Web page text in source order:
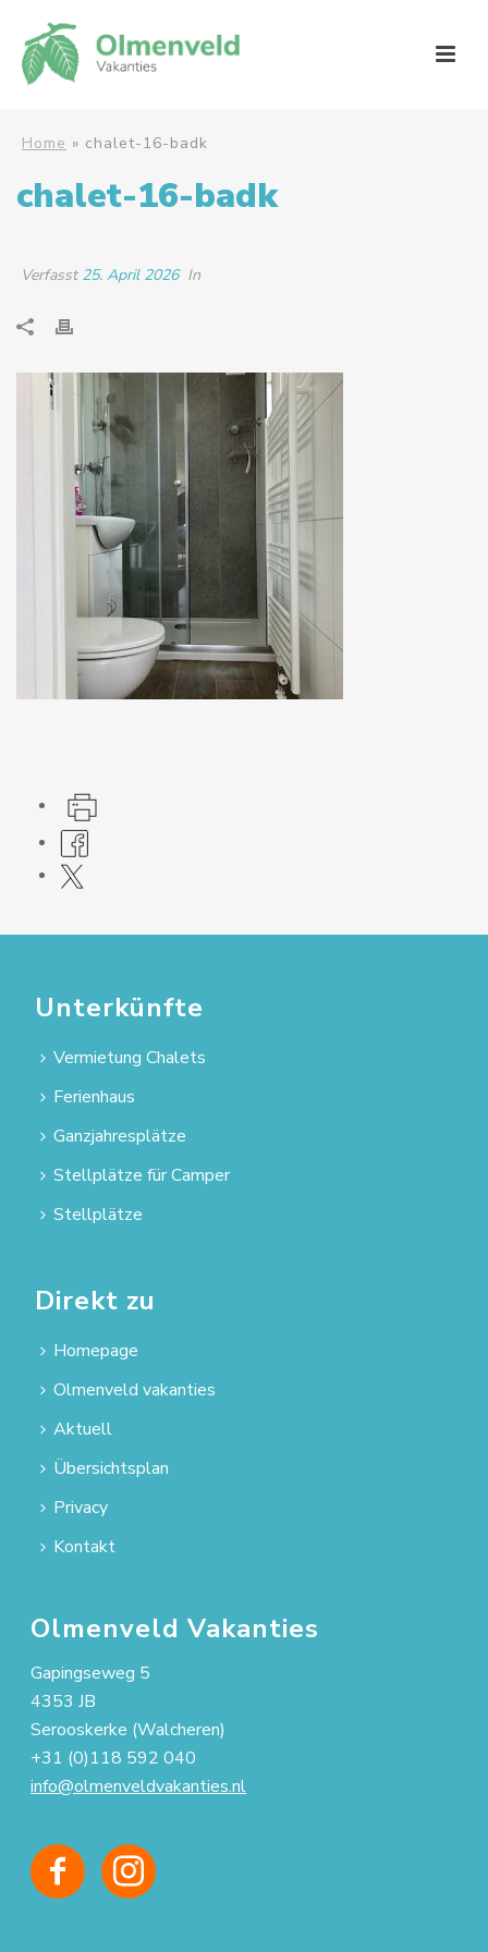
Home » chalet-16-badk
chalet-16-badk
Verfasst 25. April 2026 In
Unterkünfte
Vermietung Chalets
Ferienhaus
Ganzjahresplätze
Stellplätze für Camper
Stellplätze
Direkt zu
Homepage
Olmenveld vakanties
Aktuell
Übersichtsplan
Privacy
Kontakt
Olmenveld Vakanties
Gapingseweg 5
4353 JB
Serooskerke (Walcheren)
+31 (0)118 592 040
info@olmenveldvakanties.nl